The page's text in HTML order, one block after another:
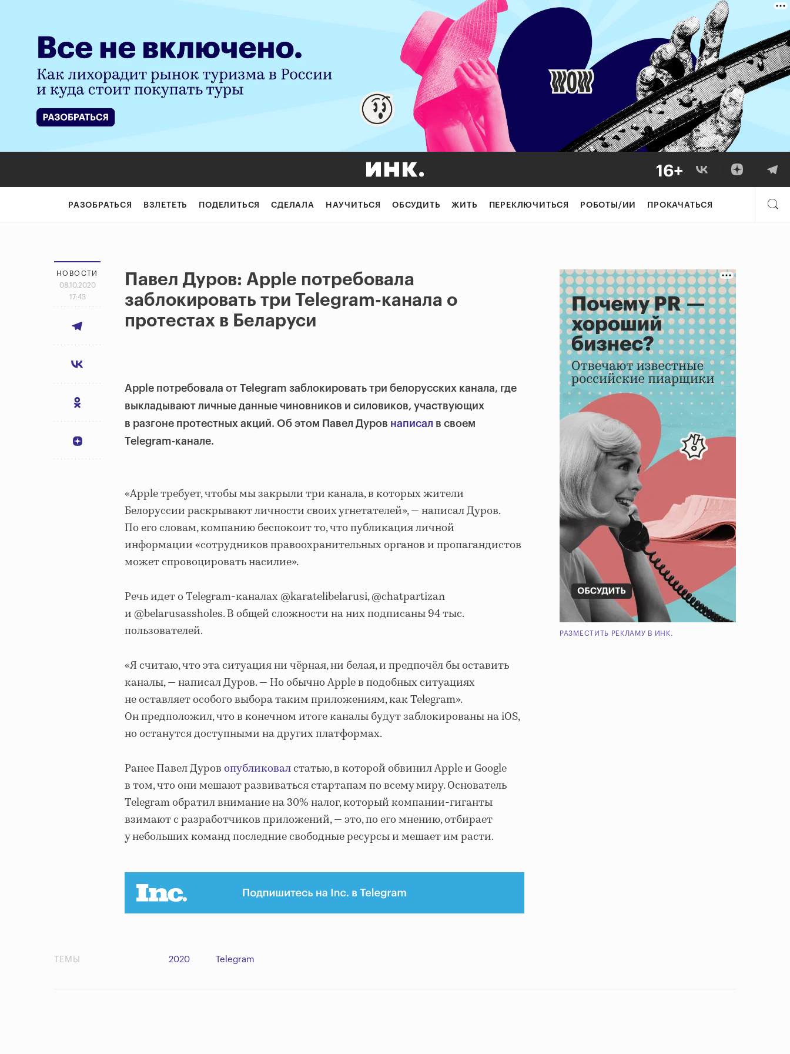
РАЗОБРАТЬСЯ ВЗЛЕТЕТЬ ПОДЕЛИТЬСЯ СДЕЛАЛА НАУЧИТЬСЯ ОБСУДИТЬ ЖИТЬ ПЕРЕКЛЮЧИТЬСЯ РОБОТЫ/ИИ ПРОКАЧАТЬСЯ
НОВОСТИ
08.10.2020
17:43
Павел Дуров: Apple потребовала
заблокировать три Telegram-канала о
протестах в Беларуси
Apple потребовала от Telegram заблокировать три белорусских канала, где
выкладывают личные данные чиновников и силовиков, участвующих
в разгоне протестных акций. Об этом Павел Дуров написал в своем
Telegram-канале.
«Apple требует, чтобы мы закрыли три канала, в которых жители
Белоруссии раскрывают личности своих угнетателей», — написал Дуров.
По его словам, компанию беспокоит то, что публикация личной
информации «сотрудников правоохранительных органов и пропагандистов
может спровоцировать насилие».
Речь идет о Telegram-каналах @karatelibelarusi, @chatpartizan
и @belarusassholes. В общей сложности на них подписаны 94 тыс.
пользователей.
«Я считаю, что эта ситуация ни чёрная, ни белая, и предпочёл бы оставить
каналы, — написал Дуров. — Но обычно Apple в подобных ситуациях
не оставляет особого выбора таким приложениям, как Telegram».
Он предположил, что в конечном итоге каналы будут заблокированы на iOS,
но останутся доступными на других платформах.
Ранее Павел Дуровопубликовалстатью, в которой обвинил Apple и Google
в том, что они мешают развиваться стартапам по всему миру. Основатель
Telegram обратил внимание на 30% налог, который компании-гиганты
взимают с разработчиков приложений, — это, по его мнению, отбирает
у небольших команд последние свободные ресурсы и мешает им расти.
РАЗМЕСТИТЬ РЕКЛАМУ В ИНК.
ТЕМЫ 2020 Telegram